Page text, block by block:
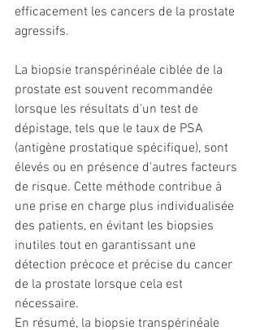
efficacement les cancers de la prostate
agressifs.
La biopsie transpérinéale ciblée de la
prostate est souvent recommandée
lorsque les résultats d'un test de
dépistage, tels que le taux de PSA
(antigène prostatique spécifique), sont
élevés ou en présence d'autres facteurs
de risque. Cette méthode contribue à
une prise en charge plus individualisée
des patients, en évitant les biopsies
inutiles tout en garantissant une
détection précoce et précise du cancer
de la prostate lorsque cela est
nécessaire.
En résumé, la biopsie transpérinéale